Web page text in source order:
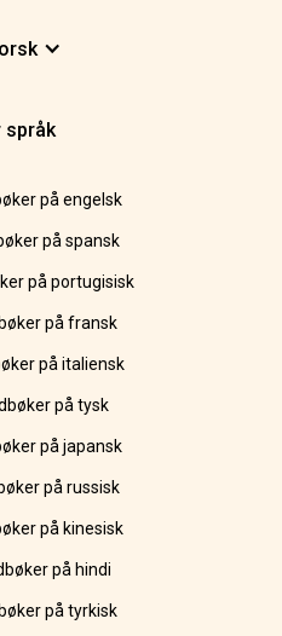
språk
på engelsk
på spansk
på portugisisk
på fransk
på italiensk
på tysk
på japansk
på russisk
på kinesisk
på hindi
på tyrkisk